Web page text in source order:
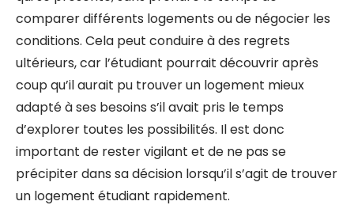
comparer différents logements ou de négocier les
conditions. Cela peut conduire à des regrets
ultérieurs, car l’étudiant pourrait découvrir après
coup qu’il aurait pu trouver un logement mieux
adapté à ses besoins s’il avait pris le temps
d’explorer toutes les possibilités. Il est donc
important de rester vigilant et de ne pas se
précipiter dans sa décision lorsqu’il s’agit de trouver
un logement étudiant rapidement.